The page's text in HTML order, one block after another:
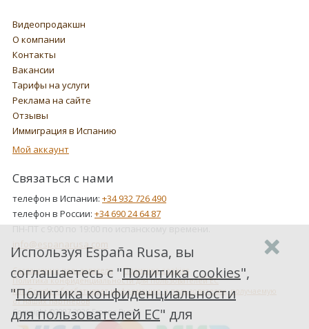
Видеопродакшн
О компании
Контакты
Вакансии
Тарифы на услуги
Реклама на сайте
Отзывы
Иммиграция в Испанию
Мой аккаунт
Связаться с нами
телефон в Испании: +34 932 726 490
телефон в России: +34 690 24 64 87
ПН-ПТ с 9:00 по 19:00 по испанскому времени.
info@espanarusa.com
Соглашение пользователя
Политика cookies
Политика конфиденциальности для пользователей ЕС
Как Google обрабатывает информацию о пользователях, получаемую
от наших партнеров
Copyright ©2007-2026 Espana Rusa
Используя España Rusa, вы
соглашаетесь с "Политика cookies",
"Политика конфиденциальности
для пользователей ЕС" для